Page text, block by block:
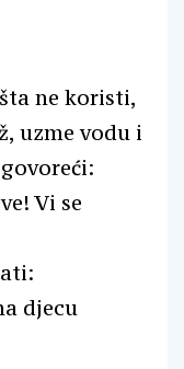
ne koristi,
uzme vodu i
Vi se
djecu